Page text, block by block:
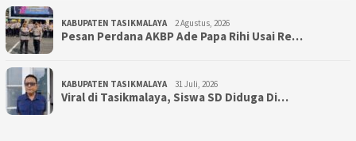
KABUPATEN TASIKMALAYA 2 Agustus, 2026
Pesan Perdana AKBP Ade Papa Rihi Usai Re…
KABUPATEN TASIKMALAYA 31 Juli, 2026
Viral di Tasikmalaya, Siswa SD Diduga Di…